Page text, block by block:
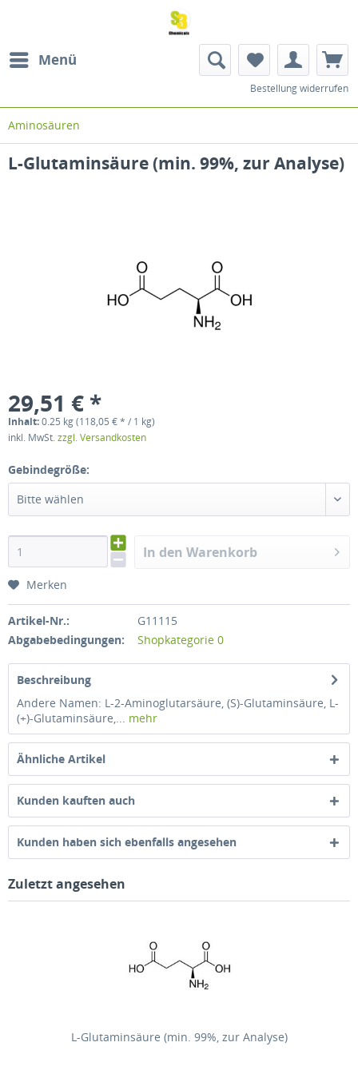
Menü
Bestellung widerrufen
Aminosäuren
L-Glutaminsäure (min. 99%, zur Analyse)
29,51 € *
Inhalt:0.25 kg (118,05 € * / 1 kg)
inkl. MwSt.zzgl. Versandkosten
Gebindegröße:
Bitte wählen
In den Warenkorb
Merken
Artikel-Nr.:
G11115
Abgabebedingungen:
Shopkategorie 0
Beschreibung
Andere Namen: L-2-Aminoglutarsäure, (S)-Glutaminsäure, L-
(+)-Glutaminsäure,... mehr
Ähnliche Artikel
Kunden kauften auch
Kunden haben sich ebenfalls angesehen
Zuletzt angesehen
L-Glutaminsäure (min. 99%, zur Analyse)